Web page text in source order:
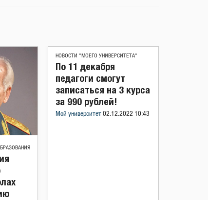
НОВОСТИ "МОЕГО УНИВЕРСИТЕТА"
По 11 декабря
педагоги смогут
записаться на 3 курса
за 990 рублей!
Мой университет 02.12.2022 10:43